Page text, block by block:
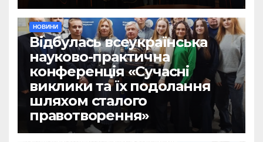
НОВИНИ
Відбулась всеукраїнська
науково-практична
конференція «Сучасні
виклики та їх подолання
шляхом сталого
правотворення»